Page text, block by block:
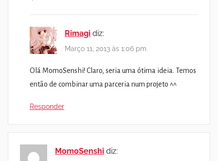
Rimagi diz:
Março 11, 2013 às 1:06 pm
Olá MomoSenshi! Claro, seria uma ótima ideia. Temos
então de combinar uma parceria num projeto ^^
Responder
MomoSenshi diz: